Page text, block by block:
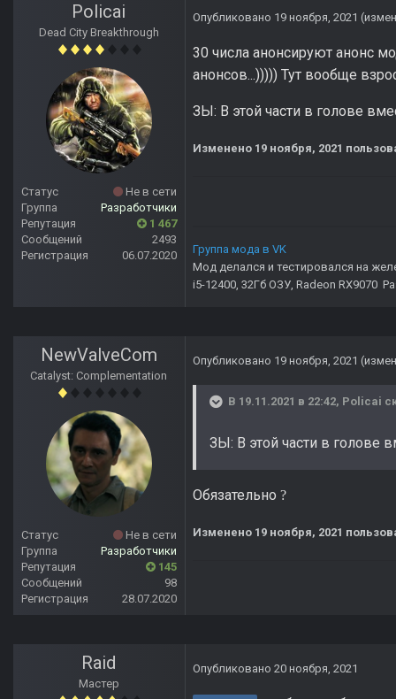
Policai
Dead City Breakthrough
Статус
Не в сети
Группа
Разработчики
Репутация
1 467
Сообщений
2493
Регистрация
06.07.2020
Опубликовано 19 ноября, 2021
30 числа анонсируют анонс
анонсов...))))) Тут вообще
ЗЫ: В этой части в голове
Изменено 19 ноября, 2021
Группа мода в VK
Мод делался и тестировался на
i5-12400, 32Гб ОЗУ, Radeon RX9070
NewValveCom
Catalyst: Complementation
Статус
Не в сети
Группа
Разработчики
Репутация
145
Сообщений
98
Регистрация
28.07.2020
Опубликовано 19 ноября, 2021
В 19.11.2021 в 22:42, Policai
ЗЫ: В этой части в голове
Обязательно ?
Изменено 19 ноября, 2021
Raid
Мастер
Опубликовано 20 ноября, 2021